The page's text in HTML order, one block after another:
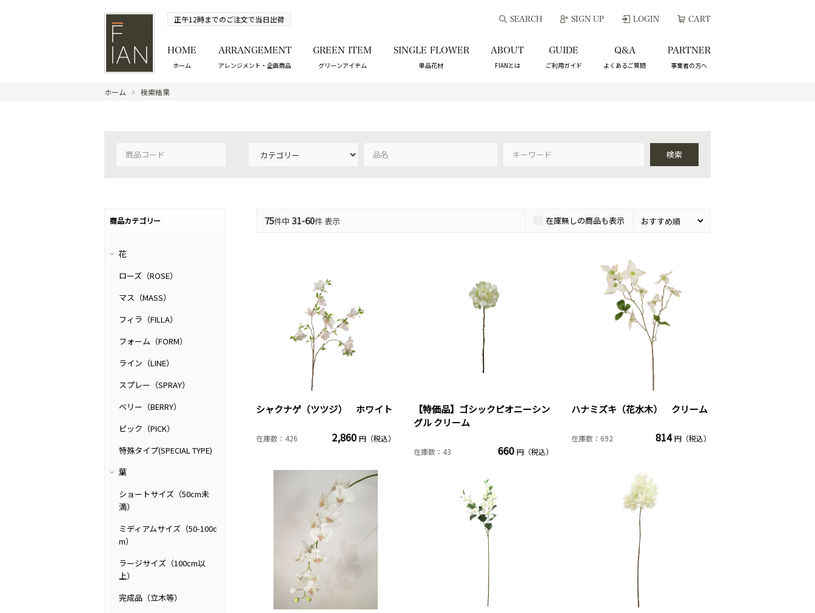
正午12時までのご注文で当日出荷 SEARCH SIGN UP LOGIN CART
HOME
ホーム
ARRANGEMENT
アレンジメント・企画商品
GREEN ITEM
グリーンアイテム
SINGLE FLOWER
単品花材
ABOUT
FIANとは
GUIDE
ご利用ガイド
Q&A
よくあるご質問
PARTNER
事業者の方へ
ホーム 検索結果
検索
商品カテゴリー
花
ローズ（ROSE）
マス（MASS）
フィラ（FILLA）
フォーム（FORM）
ライン（LINE）
スプレー（SPRAY）
ベリー（BERRY）
ピック（PICK）
特殊タイプ(SPECIAL TYPE)
葉
ショートサイズ（50cm未
満）
ミディアムサイズ（50-100c
m）
ラージサイズ（100cm以
上）
完成品（立木等）
75件中 31-60件 表示 在庫無しの商品も表示
シャクナゲ（ツツジ） ホワイト
在庫数：426 2,860 円（税込）
【特価品】ゴシックピオニーシン
グル クリーム
在庫数：43 660 円（税込）
ハナミズキ（花水木） クリーム
在庫数：692 814円（税込）